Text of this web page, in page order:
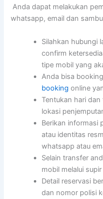
Anda dapat melakukan
whatsapp, email dan
Silahkan hubungi
confirm
tipe mobil yang
Anda bisa
booking online
Tentukan hari
lokasi
Berikan informasi
atau identitas
whatsapp atau
Selain transfer
mobil melalui
Detail reservasi
dan nomor polisi